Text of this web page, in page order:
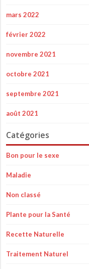
mars 2022
février 2022
novembre 2021
octobre 2021
septembre 2021
août 2021
Catégories
Bon pour le sexe
Maladie
Non classé
Plante pour la Santé
Recette Naturelle
Traitement Naturel